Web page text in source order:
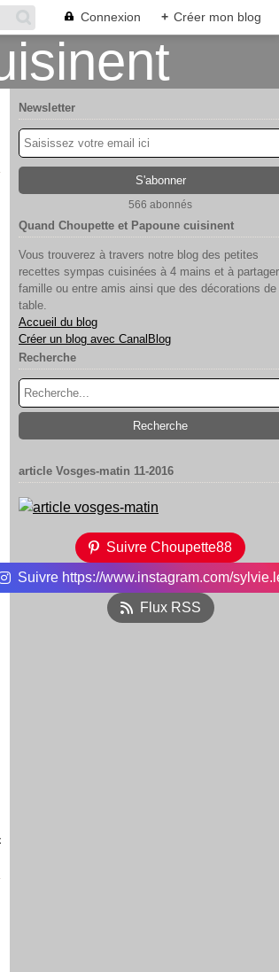
Connexion + Créer mon blog
Newsletter
566 abonnés
Quand Choupette et Papoune cuisinent
Vous trouverez à travers notre blog des petites
recettes sympas cuisinées à 4 mains et à
famille ou entre amis ainsi que des décorations de
table.
Accueil du blog
Créer un blog avec CanalBlog
Recherche
article Vosges-matin 11-2016
Suivre Choupette88
Suivre https://www.instagram.com/
Flux RSS